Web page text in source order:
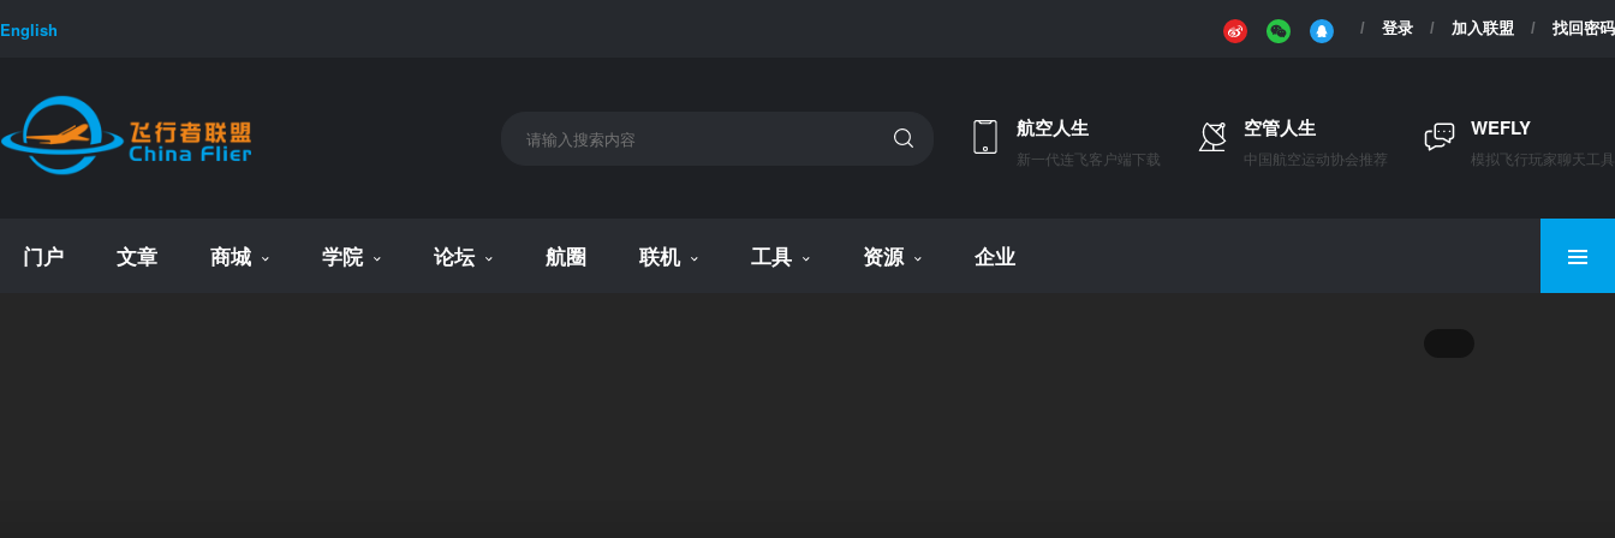
English 登录 加入联盟 找回密码
航空人生
新一代连飞客户端下载
空管人生
中国航空运动协会推荐
WEFLY
模拟飞行玩家聊天工具
门户 文章 商城 学院 论坛 航圈 联机 工具 资源 企业